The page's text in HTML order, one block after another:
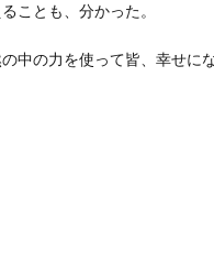
ことも、分かった。
中の力を使って皆、幸せに